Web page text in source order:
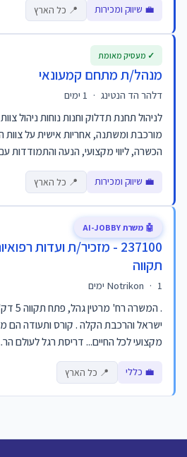
💼 שיווק ומכירות 📍 כל הארץ
מנהל/ת מתחם קמעונאי
דלהר הד הנטינג ·
לניהול תחנת תדלוק וחנות נוחות ניהול
מורכבת ומשתנה, אחריות אישית על צוות
הכשרה, ליווי מקצועי, הנעה והתמודדות
💼 שיווק ומכירות 📍 כל הארץ
✓ מעסיק מאומת
237100 - מזכיר/ת ועדות
תקווה
Notrikon · 1 ימים
.
ישראל והרכבת הקלה . קורס ותעודה הם
מקצועי לכל החיים... דריסת רגל לעולם
💼 כללי 📍 כל הארץ
🤖 משרת AI-JOBBY